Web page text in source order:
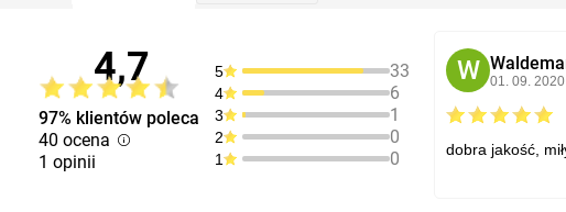
4,7
97% klientów poleca
40 ocena
1 opinii
5 33
4 6
3 1
2 0
1 0
W 01. 09. 2020
dobra jakość,